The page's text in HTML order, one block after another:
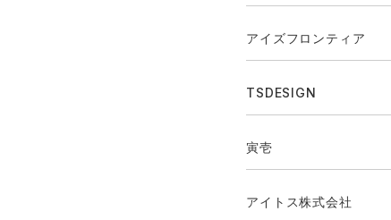
アイズフロンティア
TSDESIGN
寅壱
アイトス株式会社